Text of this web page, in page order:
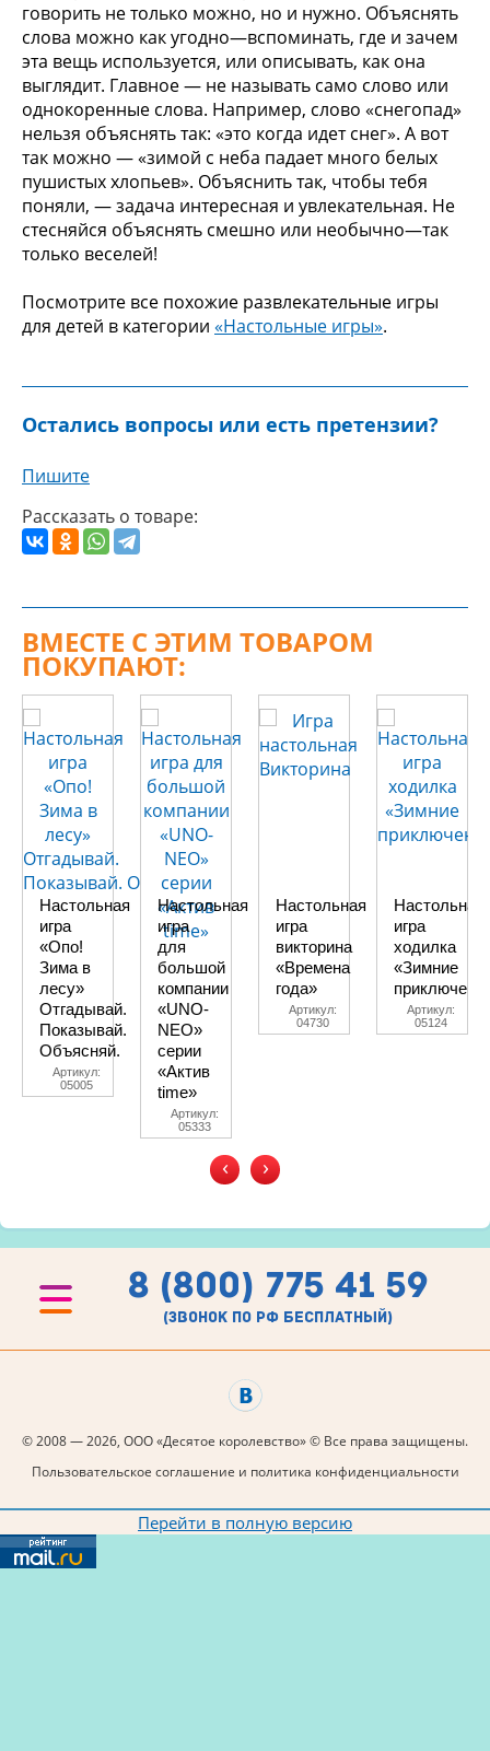
говорить не только можно, но и нужно. Объяснять
слова можно как угодно—вспоминать, где и зачем
эта вещь используется, или описывать, как она
выглядит. Главное — не называть само слово или
однокоренные слова. Например, слово «снегопад»
нельзя объяснять так: «это когда идет снег». А вот
так можно — «зимой с неба падает много белых
пушистых хлопьев». Объяснить так, чтобы тебя
поняли, — задача интересная и увлекательная. Не
стесняйся объяснять смешно или необычно—так
только веселей!
Посмотрите все похожие развлекательные игры
для детей в категории «Настольные игры».
Остались вопросы или есть претензии?
Пишите
Рассказать о товаре:
ВМЕСТЕ С ЭТИМ ТОВАРОМ
ПОКУПАЮТ:
Настольная
игра
«Опо!
Зима в
лесу»
Отгадывай.
Показывай.
Объясняй.
Артикул:
05005
Настольная
игра
для
большой
компании
«UNO-
NEO»
серии
«Актив
time»
Артикул:
05333
Настольная
игра
викторина
«Времена
года»
Артикул:
04730
Настольная
игра
ходилка
«Зимние
Артикул:
05124
‹ ›
8 (800) 775 41 59
(звонок по рф бесплатный)
© 2008 — 2026, ООО «Десятое королевство» © Все права защищены.
Пользовательское соглашение и политика конфиденциальности
Перейти в полную версию